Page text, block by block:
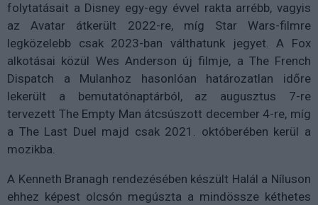
folytatásait a Disney egy-egy évvel rakta arrébb, vagyis
az Avatar átkerült 2022-re, míg Star Wars-filmre
legközelebb csak 2023-ban válthatunk jegyet. A Fox
alkotásai közül Wes Anderson új filmje, a The French
Dispatch a Mulanhoz hasonlóan határozatlan időre
lekerült a bemutatónaptárból, az augusztus 7-re
tervezett The Empty Man átcsúszott december 4-re, míg
a The Last Duel majd csak 2021. októberében kerül a
mozikba.
A Kenneth Branagh rendezésében készült Halál a Níluson
ehhez képest olcsón megúszta a mindössze kéthetes